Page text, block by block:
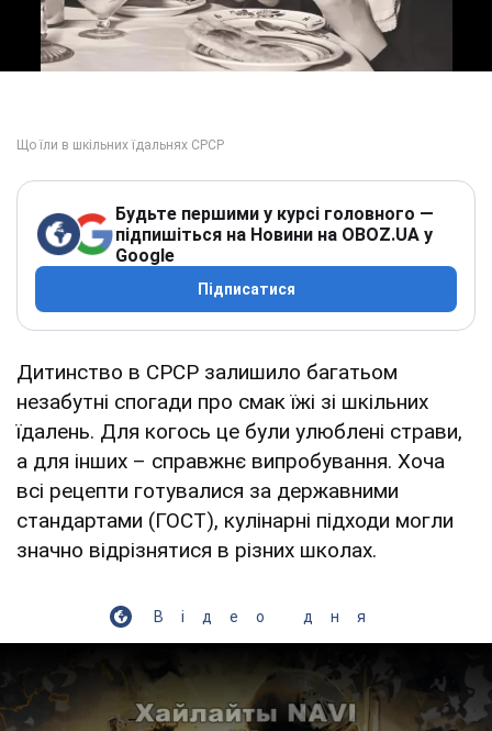
Будьте першими у курсі головного —
підпишіться на Новини на OBOZ.UA у
Google
Підписатися
Дитинство в СРСР залишило багатьом
незабутні спогади про смак їжі зі шкільних
їдалень. Для когось це були улюблені страви,
а для інших – справжнє випробування. Хоча
всі рецепти готувалися за державними
стандартами (ГОСТ), кулінарні підходи могли
значно відрізнятися в різних школах.
Відео дня